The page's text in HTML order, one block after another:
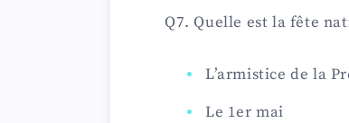
Q7. Quelle est la fête
L’armistice de la
Le 1er mai